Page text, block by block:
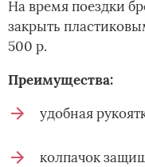
На время поездки
закрыть
500 р.
Преимущества:
удобная
колпачок